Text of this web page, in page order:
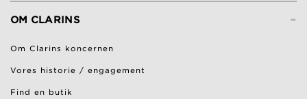
-
OM CLARINS
Om Clarins koncernen
Vores historie / engagement
Find en butik